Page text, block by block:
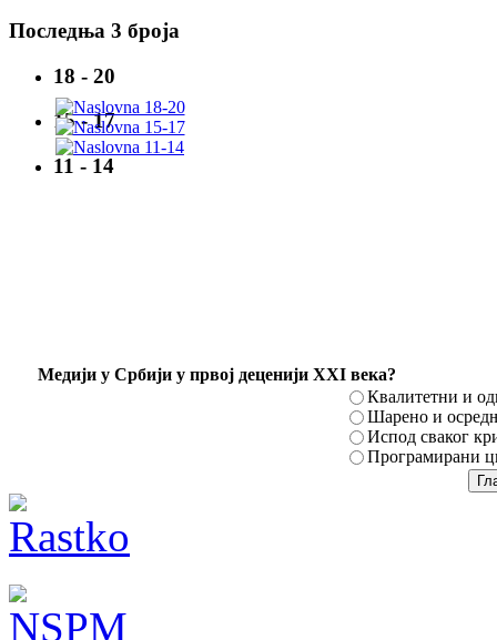
Последња 3 броја
18 - 20
15 - 17
11 - 14
Mедији у Србији у првој деценији XXI века?
Квалитетни и
Шарено и
Испод сваког
Програмирани